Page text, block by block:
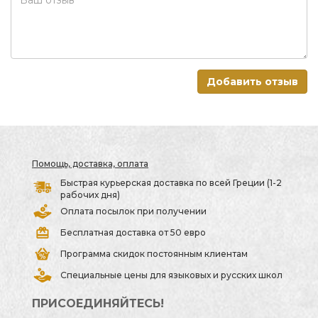
Добавить отзыв
Помощь, доставка, оплата
Быстрая курьерская доставка по всей Греции (1-2
рабочих дня)
Оплата посылок при получении
Бесплатная доставка от 50 евро
Программа скидок постоянным клиентам
Специальные цены для языковых и русских школ
ПРИСОЕДИНЯЙТЕСЬ!